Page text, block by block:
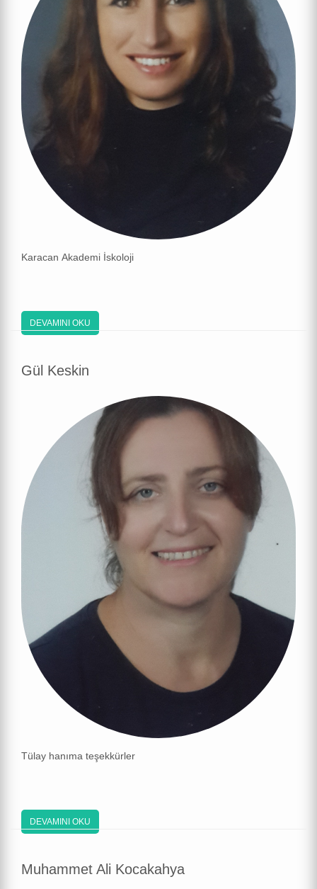
Karacan Akademi İskoloji
DEVAMINI OKU
Gül Keskin
Tülay hanıma teşekkürler
DEVAMINI OKU
Muhammet Ali Kocakahya